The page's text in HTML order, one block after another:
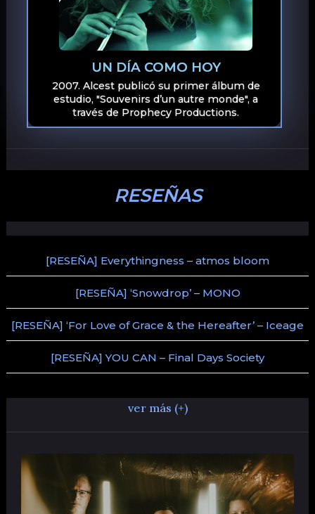
UN DÍA COMO HOY
2007. Alcest publicó su primer álbum de
estudio, "Souvenirs d’un autre monde", a
través de Prophecy Productions.
RESEÑAS
[RESEÑA] Everythingness – atmos bloom
[RESEÑA] ‘Snowdrop’ – MONO
[RESEÑA] ‘For Love of Grace & the Hereafter’ – Iceage
[RESEÑA] YOU CAN – Final Days Society
ver más (+)